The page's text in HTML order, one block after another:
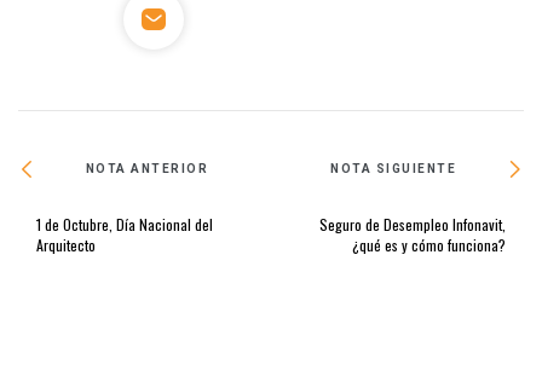
NOTA ANTERIOR
1 de Octubre, Día Nacional del
Arquitecto
NOTA SIGUIENTE
Seguro de Desempleo Infonavit,
¿qué es y cómo funciona?